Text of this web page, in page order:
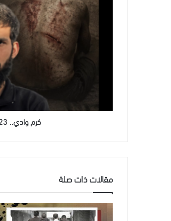
كرم وادي.. 23 شهرًا بين التعذيب والسجون
مقالات ذات صلة